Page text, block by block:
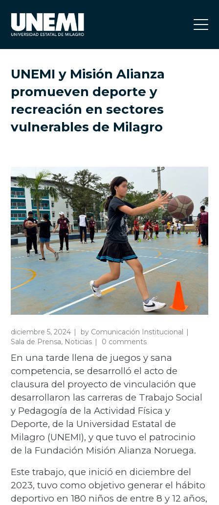
UNEMI y Misión Alianza
promueven deporte y
recreación en sectores
vulnerables de Milagro
diciembre 5, 2024 by Comunicación Institucional
Sala de Prensa, Noticias 0 comments
En una tarde llena de juegos y sana
competencia, se desarrolló el acto de
clausura del proyecto de vinculación que
desarrollaron las carreras de Trabajo Social
y Pedagogía de la Actividad Física y
Deporte, de la Universidad Estatal de
Milagro (UNEMI), y que tuvo el patrocinio
de la Fundación Misión Alianza Noruega.
Este trabajo, que inició en diciembre del
2023, tuvo como objetivo generar el hábito
deportivo en 180 niños de entre 8 y 12 años,